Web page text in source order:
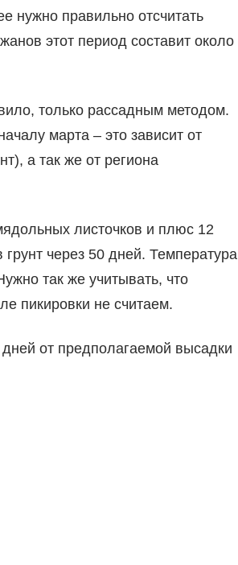
нужно правильно отсчитать
этот период составит около
только рассадным методом.
марта – это зависит от
а так же от региона
листочков и плюс 12
через 50 дней. Температура
так же учитывать, что
пикировки не считаем.
от предполагаемой высадки